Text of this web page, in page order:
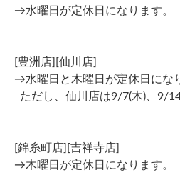
→水曜日が定休日になります。
[豊洲店][仙川店]
→水曜日と木曜日が定休日にな
ただし、仙川店は9/7(木)、9/
[錦糸町店][吉祥寺店]
→木曜日が定休日になります。